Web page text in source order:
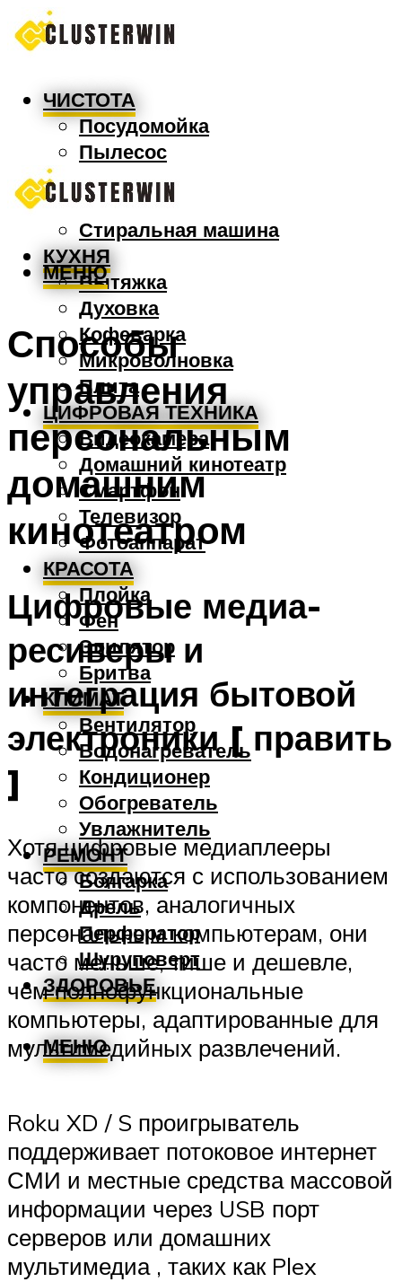
ЧИСТОТА
Посудомойка
Пылесос
Утюг
Швабра
Стиральная машина
КУХНЯ
Вытяжка
Духовка
Кофеварка
Микроволновка
Плита
ЦИФРОВАЯ ТЕХНИКА
Видеокамера
Домашний кинотеатр
Смартфон
Телевизор
Фотоаппарат
КРАСОТА
Плойка
Фен
Эпилятор
Бритва
КЛИМАТ
Вентилятор
Водонагреватель
Кондиционер
Обогреватель
Увлажнитель
РЕМОНТ
Болгарка
Дрель
Перфоратор
Шуруповерт
ЗДОРОВЬЕ
МЕНЮ
МЕНЮ
Способы
управления
персональным
домашним
кинотеатром
Цифровые медиа-
ресиверы и
интеграция бытовой
электроники [ править
]
Хотяцифровые медиаплееры
часто создаются с использованием
компонентов, аналогичных
персональным компьютерам, они
часто меньше, тише и дешевле,
чем полнофункциональные
компьютеры, адаптированные для
мультимедийных развлечений.
Roku XD / S проигрыватель
поддерживает потоковое интернет
СМИ и местные средства массовой
информации через USB порт
серверов или домашних
мультимедиа , таких как Plex